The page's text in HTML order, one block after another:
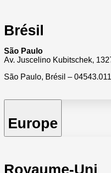
Brésil
São Paulo
Av. Juscelino Kubitschek,
São Paulo, Brésil – 04543.011
Europe
Royaume-Uni